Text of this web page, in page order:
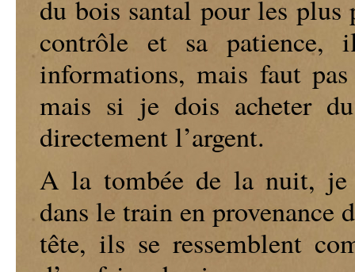
du bois santal pour les
contrôle et sa
informations, mais faut
mais si je dois acheter
directement l’argent.
A la tombée de la nuit, je
dans le train en provenance
tête, ils se ressemblent